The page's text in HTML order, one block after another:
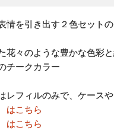
情を引き出す２色セット
花々のような豊かな色彩
チークカラー
レフィルのみで、ケースや
はこちら
はこちら